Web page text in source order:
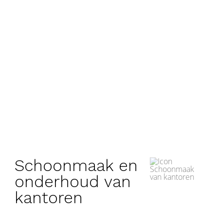
Schoonmaak en
onderhoud van
kantoren